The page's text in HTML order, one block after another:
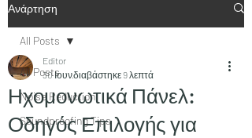
Ανάρτηση
All Posts
Noise Reduction
Soundproofing Tips
All Posts
Ηχομονωτικά Πάνελ:
Οδηγός Επιλογής για
Editor
30 Ιουνδιαβάστηκε 9 λεπτά